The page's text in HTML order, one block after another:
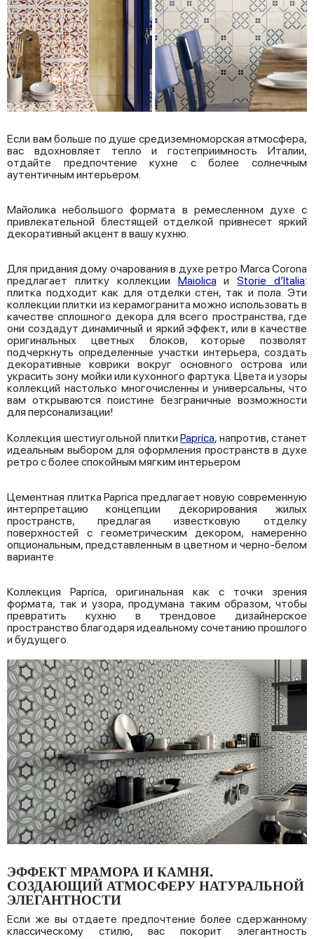
Если вам больше по душе средиземноморская атмосфера,
вас вдохновляет тепло и гостеприимность Италии,
отдайте предпочтение кухне с более солнечным
аутентичным интерьером.
Майолика небольшого формата в ремесленном духе с
привлекательной блестящей отделкой привнесет яркий
декоративный акцент в вашу кухню.
Для придания дому очарования в духе ретро Marca Corona
предлагает плитку коллекции MaiolicaиStorie d’Italia:
плитка подходит как для отделки стен, так и пола. Эти
коллекции плитки из керамогранита можно использовать в
качестве сплошного декора для всего пространства, где
они создадут динамичный и яркий эффект, или в качестве
оригинальных цветных блоков, которые позволят
подчеркнуть определенные участки интерьера, создать
декоративные коврики вокруг основного острова или
украсить зону мойки или кухонного фартука. Цвета и узоры
коллекций настолько многочисленны и универсальны, что
вам открываются поистине безграничные возможности
для персонализации!
Коллекция шестиугольной плиткиPaprica, напротив, станет
идеальным выбором для оформления пространств в духе
ретро с более спокойным мягким интерьером
Цементная плитка Paprica предлагает новую современную
интерпретацию концепции декорирования жилых
пространств, предлагая известковую отделку
поверхностей с геометрическим декором, намеренно
опциональным, представленным в цветном и черно-белом
варианте.
Коллекция Paprica, оригинальная как с точки зрения
формата, так и узора, продумана таким образом, чтобы
превратить кухню в трендовое дизайнерское
пространство благодаря идеальному сочетанию прошлого
и будущего.
ЭФФЕКТ МРАМОРА И КАМНЯ,
СОЗДАЮЩИЙ АТМОСФЕРУ НАТУРАЛЬНОЙ
ЭЛЕГАНТНОСТИ
Если же вы отдаете предпочтение более сдержанному
классическому стилю, вас покорит элегантность